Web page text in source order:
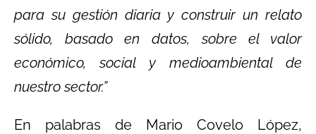
para su gestión diaria y construir un relato
sólido, basado en datos, sobre el valor
económico, social y medioambiental de
nuestro sector.”
En palabras de Mario Covelo López,